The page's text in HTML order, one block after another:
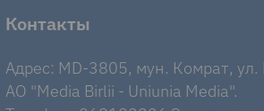
Контакты
Адрес: MD-3805, мун. Комрат,
AO "Media Birlii - Uniunia Media".